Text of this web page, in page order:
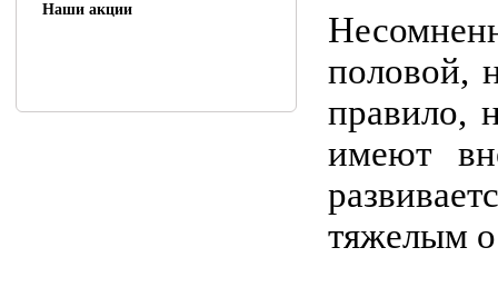
Наши акции
половой,
правило,
имеют
тяжелым